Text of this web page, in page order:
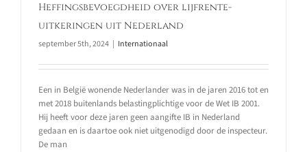
Heffingsbevoegdheid over lijfrente-
uitkeringen uit Nederland
september 5th, 2024 | Internationaal
Een in België wonende Nederlander was in de jaren 2016 tot en
met 2018 buitenlands belastingplichtige voor de Wet IB 2001.
Hij heeft voor deze jaren geen aangifte IB in Nederland
gedaan en is daartoe ook niet uitgenodigd door de inspecteur.
De man